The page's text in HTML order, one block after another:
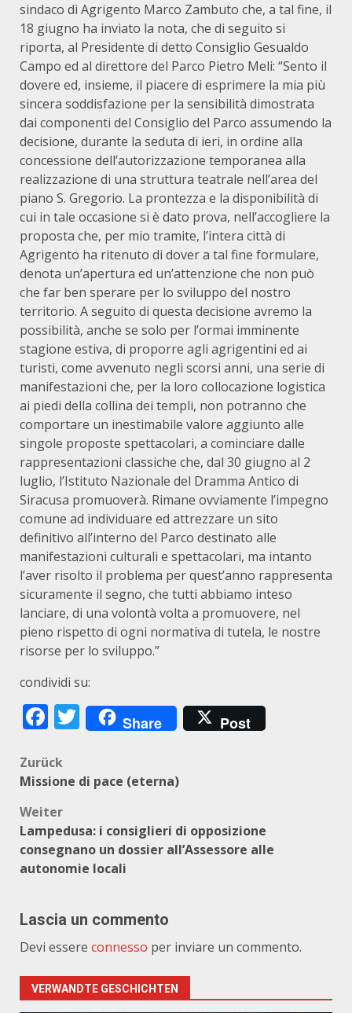
sindaco di Agrigento Marco Zambuto che, a tal fine, il
18 giugno ha inviato la nota, che di seguito si
riporta, al Presidente di detto Consiglio Gesualdo
Campo ed al direttore del Parco Pietro Meli: “Sento il
dovere ed, insieme, il piacere di esprimere la mia più
sincera soddisfazione per la sensibilità dimostrata
dai componenti del Consiglio del Parco assumendo la
decisione, durante la seduta di ieri, in ordine alla
concessione dell’autorizzazione temporanea alla
realizzazione di una struttura teatrale nell’area del
piano S. Gregorio. La prontezza e la disponibilità di
cui in tale occasione si è dato prova, nell’accogliere la
proposta che, per mio tramite, l’intera città di
Agrigento ha ritenuto di dover a tal fine formulare,
denota un’apertura ed un’attenzione che non può
che far ben sperare per lo sviluppo del nostro
territorio. A seguito di questa decisione avremo la
possibilità, anche se solo per l’ormai imminente
stagione estiva, di proporre agli agrigentini ed ai
turisti, come avvenuto negli scorsi anni, una serie di
manifestazioni che, per la loro collocazione logistica
ai piedi della collina dei templi, non potranno che
comportare un inestimabile valore aggiunto alle
singole proposte spettacolari, a cominciare dalle
rappresentazioni classiche che, dal 30 giugno al 2
luglio, l’Istituto Nazionale del Dramma Antico di
Siracusa promuoverà. Rimane ovviamente l’impegno
comune ad individuare ed attrezzare un sito
definitivo all’interno del Parco destinato alle
manifestazioni culturali e spettacolari, ma intanto
l’aver risolto il problema per quest’anno rappresenta
sicuramente il segno, che tutti abbiamo inteso
lanciare, di una volontà volta a promuovere, nel
pieno rispetto di ogni normativa di tutela, le nostre
risorse per lo sviluppo.”
condividi su:
Facebook
Twitter
Share Post
Beitragsnavigation
Zurück
Missione di pace (eterna)
Weiter
Lampedusa: i consiglieri di opposizione
consegnano un dossier all’Assessore alle
autonomie locali
Lascia un commento
Devi essere connesso per inviare un commento.
VERWANDTE GESCHICHTEN